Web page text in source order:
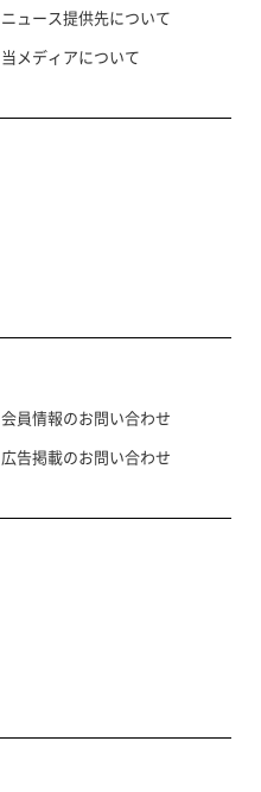
ニュース提供先について
当メディアについて
会員情報のお問い合わせ
広告掲載のお問い合わせ